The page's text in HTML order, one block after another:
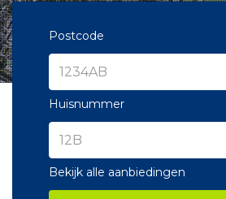
Postcode
Huisnummer
Bekijk alle aanbiedingen